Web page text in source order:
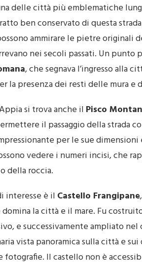
delle città più emblematiche
ben conservato di questa
ammirare le pietre originali
nei secoli passati. Un
, che segnava l’ingresso alla
la presenza dei resti delle mura
si trova anche il Pisco
il passaggio della strada
per le sue
vedere i numeri incisi, che
della roccia.
interesse è il Castello Frangipane
domina la città e il mare. Fu
e successivamente ampliato
vista panoramica sulla città e
fotografie. Il castello non è